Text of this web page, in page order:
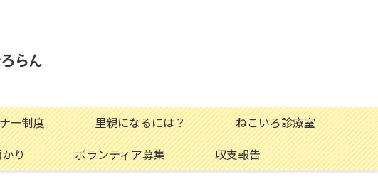
ー制度 里親になるには？
ねこいろ診療室
り ボランティア募集 収支報告